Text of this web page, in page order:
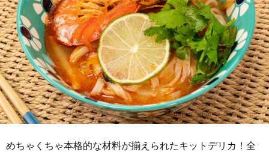
めちゃくちゃ本格的な材料が揃えられたキットデリカ！全